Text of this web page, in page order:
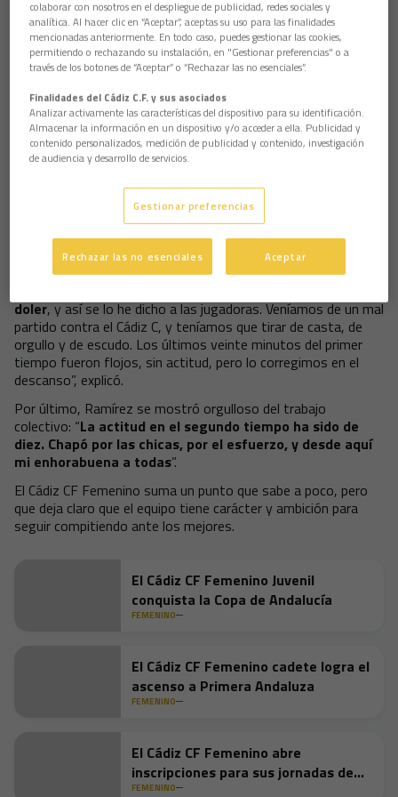
dificultades. “Hemos estado muy limitados con las
lesiones, con dos jugadoras que han tenido que salir en la
primera parte, y aun así el equipo ha dado la cara”.
El técnico reconoció, sin embargo, que el sabor final fue
amargo: “Te vas con esa sensación de derrota, porque
ganas 3-1 y en dos córners te empatan. Terminas con esa
mala sensación, aunque el equipo lo ha dado todo”.
Ramírez explicó que el partido comenzó cuesta arriba, con el
empatamos y en la segunda parte salimos mucho más
animadas. Cuando llegaron nuestros dos goles, el equipo
estaba arriba, con confianza, pero esos dos balones
parados nos penalizaron”, analizó.
El entrenador también quiso poner en valor la reacción del
doler, y así se lo he dicho a las jugadoras. Veníamos de un mal
partido contra el Cádiz C, y teníamos que tirar de casta, de
orgullo y de escudo. Los últimos veinte minutos del primer
tiempo fueron flojos, sin actitud, pero lo corregimos en el
descanso”, explicó.
Por último, Ramírez se mostró orgulloso del trabajo
colectivo: “La actitud en el segundo tiempo ha sido de
diez. Chapó por las chicas, por el esfuerzo, y desde aquí
mi enhorabuena a todas”.
El Cádiz CF Femenino suma un punto que sabe a poco, pero
que deja claro que el equipo tiene carácter y ambición para
seguir compitiendo ante los mejores.
El Cádiz CF Femenino Juvenil
conquista la Copa de Andalucía
FEMENINO
El Cádiz CF Femenino cadete logra el
ascenso a Primera Andaluza
FEMENINO
El Cádiz CF Femenino abre
inscripciones para sus jornadas de
captación
FEMENINO
colaborar con nosotros en el despliegue de publicidad, redes sociales y
analítica. Al hacer clic en “Aceptar”, aceptas su uso para las finalidades
mencionadas anteriormente. En todo caso, puedes gestionar las cookies,
permitiendo o rechazando su instalación, en "Gestionar preferencias" o a
través de los botones de “Aceptar” o “Rechazar las no esenciales”.
Finalidades del Cádiz C.F. y sus asociados
Analizar activamente las características del dispositivo para su identificación.
Almacenar la información en un dispositivo y/o acceder a ella. Publicidad y
contenido personalizados, medición de publicidad y contenido, investigación
de audiencia y desarrollo de servicios.
Gestionar preferencias
Rechazar las no esenciales Aceptar